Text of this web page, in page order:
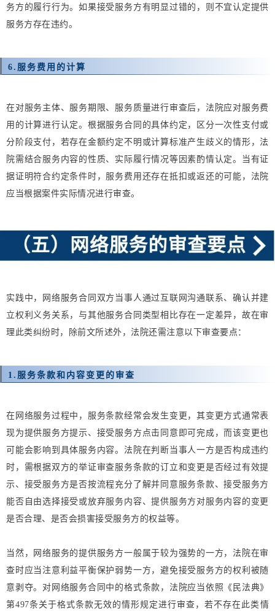
务方的履行行为。如果接受服务方有明显过错的，则不宜认定提供
服务方存在违约。
6. 服务费用的计算
在对服务主体、服务期限、服务质量进行审查后，法院应对服务费
用的计算进行认定。根据服务合同的具体约定，区分一次性支付或
分阶段支付，若存在金额约定不明或计算标准产生歧义的情形，法
院需结合服务内容的性质、实际履行情况等因素酌情认定。当有证
据证明符合约定条件时，服务费用还存在抵扣或返还的可能，法院
应当根据案件实际情况进行审查。
实践中，网络服务合同双方当事人通过互联网沟通联系、确认并建
立权利义务关系，与其他服务合同类型相比存在一定差异，故在审
理此类纠纷时，除前文所述外，法院还需注意以下审查要点：
1. 服务条款和内容变更的审查
在网络服务过程中，服务条款经常会发生变更，其变更方式通常表
现为提供服务方提示、接受服务方点击同意即可完成，而该变更也
可能会影响到具体服务内容。法院在判断当事人一方是否构成违约
时，需根据双方的举证审查服务条款的订立和变更是否经过有效提
示、接受服务方是否按流程充分了解并同意服务条款、接受服务方
能否自由选择接受或放弃服务内容、提供服务方对服务内容的变更
是否合理、是否会损害接受服务方的权益等。
当然，网络服务的提供服务方一般属于较为强势的一方，法院在审
查时应当注意利益平衡保护弱势一方，避免接受服务方的权利被随
意剥夺。对网络服务合同中的格式条款，法院应当依照《民法典》
第497条关于格式条款无效的情形规定进行审查，若不存在此类情